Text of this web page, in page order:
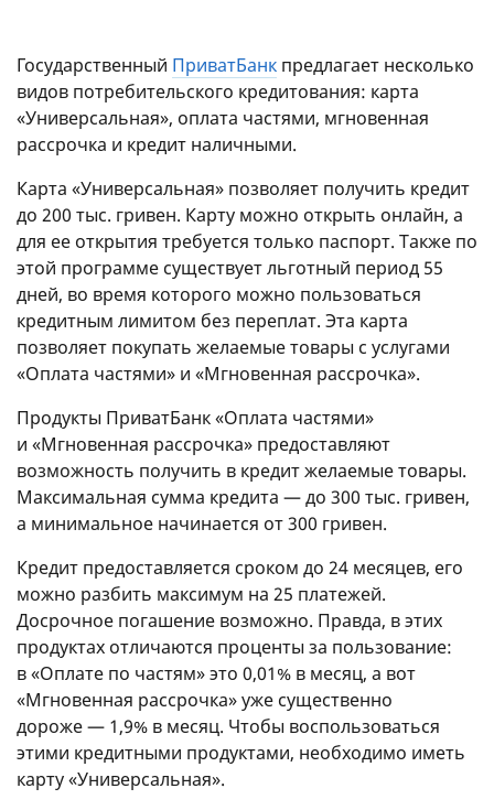
Государственный ПриватБанк предлагает несколько
видов потребительского кредитования: карта
«Универсальная», оплата частями, мгновенная
рассрочка и кредит наличными.
Карта «Универсальная» позволяет получить кредит
до 200 тыс. гривен. Карту можно открыть онлайн, а
для ее открытия требуется только паспорт. Также по
этой программе существует льготный период 55
дней, во время которого можно пользоваться
кредитным лимитом без переплат. Эта карта
позволяет покупать желаемые товары с услугами
«Оплата частями» и «Мгновенная рассрочка».
Продукты ПриватБанк «Оплата частями»
и «Мгновенная рассрочка» предоставляют
возможность получить в кредит желаемые товары.
Максимальная сумма кредита — до 300 тыс. гривен,
а минимальное начинается от 300 гривен.
Кредит предоставляется сроком до 24 месяцев, его
можно разбить максимум на 25 платежей.
Досрочное погашение возможно. Правда, в этих
продуктах отличаются проценты за пользование:
в «Оплате по частям» это 0,01% в месяц, а вот
«Мгновенная рассрочка» уже существенно
дороже — 1,9% в месяц. Чтобы воспользоваться
этими кредитными продуктами, необходимо иметь
карту «Универсальная».